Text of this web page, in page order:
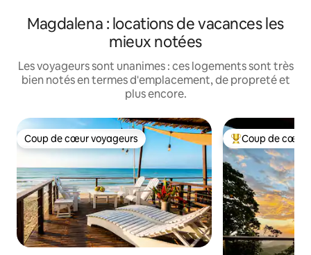
Magdalena : locations de vacances les
mieux notées
Les voyageurs sont unanimes : ces logements sont très
bien notés en termes d'emplacement, de propreté et
plus encore.
Coup de cœur voyageurs
Coup de cœur voyageurs Coups de cœur
Coup de cœur